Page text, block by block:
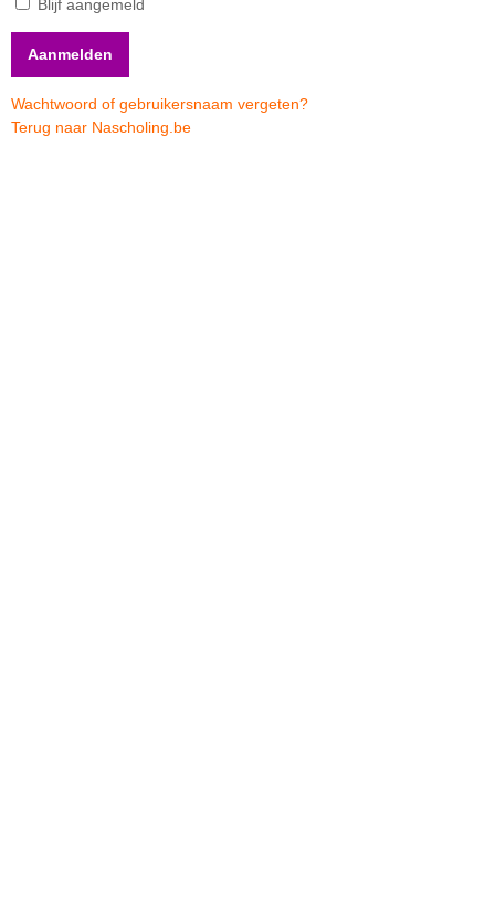
Blijf aangemeld
Wachtwoord of gebruikersnaam vergeten?
Terug naar Nascholing.be